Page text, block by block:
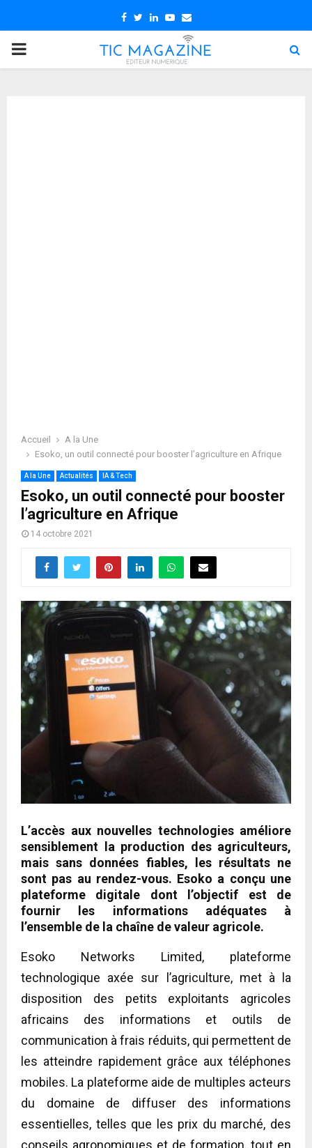
Facebook
TwitterLinkedin
Youtube
Email
PRIMARY
Accueil
A la Une
Esoko, un outil connecté pour booster l’agriculture en Afrique
A la Une Actualités IA & Tech
Esoko, un outil connecté pour booster
l’agriculture en Afrique
14 octobre 2021
L’accès aux nouvelles technologies améliore
sensiblement la production des agriculteurs,
mais sans données fiables, les résultats ne
sont pas au rendez-vous. Esoko a conçu une
plateforme digitale dont l’objectif est de
fournir les informations adéquates à
l’ensemble de la chaîne de valeur agricole.
Esoko Networks Limited, plateforme
technologique axée sur l’agriculture, met à la
disposition des petits exploitants agricoles
africains des informations et outils de
communication à frais réduits, qui permettent de
les atteindre rapidement grâce aux téléphones
mobiles. La plateforme aide de multiples acteurs
du domaine de diffuser des informations
essentielles, telles que les prix du marché, des
conseils agronomiques et de formation, tout en